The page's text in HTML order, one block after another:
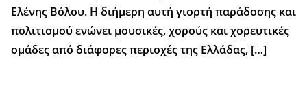
Ελένης Βόλου. Η διήμερη αυτή γιορτή παράδοσης και
πολιτισμού ενώνει μουσικές, χορούς και χορευτικές
ομάδες από διάφορες περιοχές της Ελλάδας, […]